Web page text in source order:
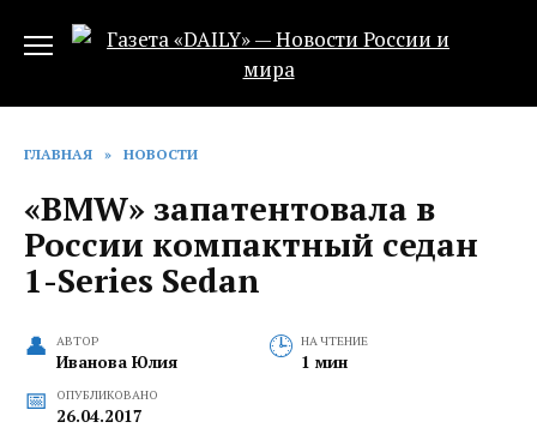
ГЛАВНАЯ » НОВОСТИ
«BMW» запатентовала в
России компактный седан
1-Series Sedan
АВТОР
Иванова Юлия
НА ЧТЕНИЕ
1 мин
ОПУБЛИКОВАНО
26.04.2017